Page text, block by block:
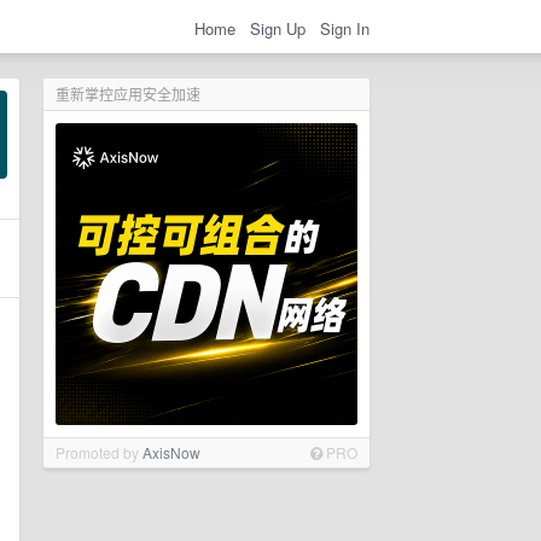
Home Sign Up Sign In
重新掌控应用安全加速
Promoted byAxisNow PRO